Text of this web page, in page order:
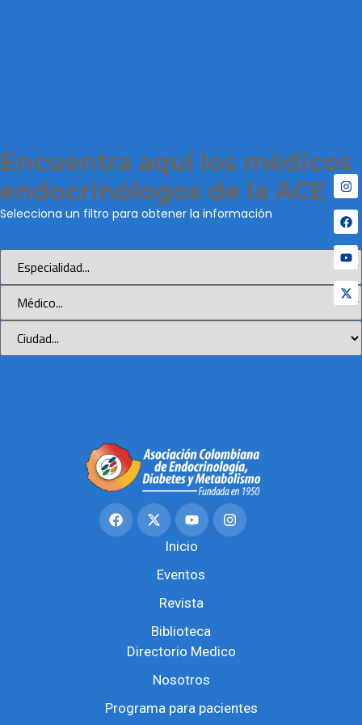
Encuentra aquí los médicos
endocrinólogos de la ACE
Selecciona un filtro para obtener la información
Inicio
Eventos
Revista
Biblioteca
Directorio Medico
Nosotros
Programa para pacientes